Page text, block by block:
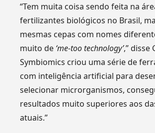
“Tem muita coisa sendo feita na
fertilizantes biológicos no Brasil,
mesmas cepas com nomes
muito de ‘me-too technology’,” disse
Symbiomics criou uma série de
com inteligência artificial para
selecionar microrganismos,
resultados muito superiores aos
atuais.”